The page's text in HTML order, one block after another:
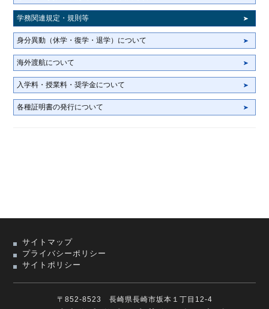
学務関連規定・規則等
身分異動（休学・復学・退学）について
海外渡航について
入学料・授業料・奨学金について
各種証明書の発行について
サイトマップ
プライバシーポリシー
サイトポリシー
〒852-8523 長崎県長崎市坂本１丁目12-4